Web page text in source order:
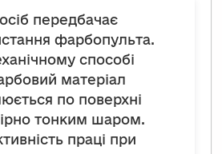
передбачає
фарбопульта.
способі
матеріал
по поверхні
тонким шаром.
праці при